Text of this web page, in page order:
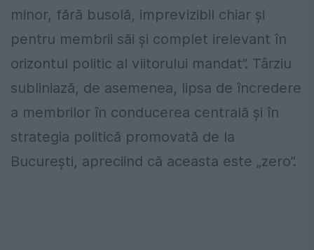
minor, fără busolă, imprevizibil chiar și
pentru membrii săi și complet irelevant în
orizontul politic al viitorului mandat”. Târziu
subliniază, de asemenea, lipsa de încredere
a membrilor în conducerea centrală și în
strategia politică promovată de la
București, apreciind că aceasta este „zero”.